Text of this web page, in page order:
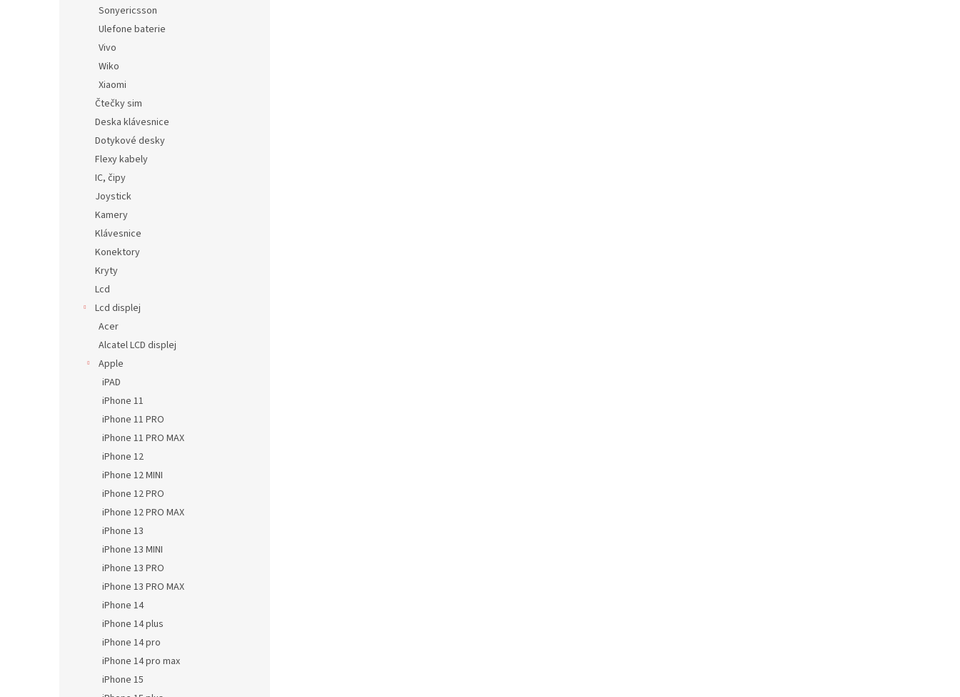
Sonyericsson
Ulefone baterie
Vivo
Wiko
Xiaomi
Čtečky sim
Deska klávesnice
Dotykové desky
Flexy kabely
IC, čipy
Joystick
Kamery
Klávesnice
Konektory
Kryty
Lcd
Lcd displej
Acer
Alcatel LCD displej
Apple
iPAD
iPhone 11
iPhone 11 PRO
iPhone 11 PRO MAX
iPhone 12
iPhone 12 MINI
iPhone 12 PRO
iPhone 12 PRO MAX
iPhone 13
iPhone 13 MINI
iPhone 13 PRO
iPhone 13 PRO MAX
iPhone 14
iPhone 14 plus
iPhone 14 pro
iPhone 14 pro max
iPhone 15